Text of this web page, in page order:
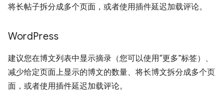
将长帖子拆分成多个页面，或者使用插件延迟加载评论。
WordPress
建议您在博文列表中显示摘录（您可以使用“更多”标签）、
减少给定页面上显示的博文的数量、将长博文拆分成多个页
面，或者使用插件延迟加载评论。